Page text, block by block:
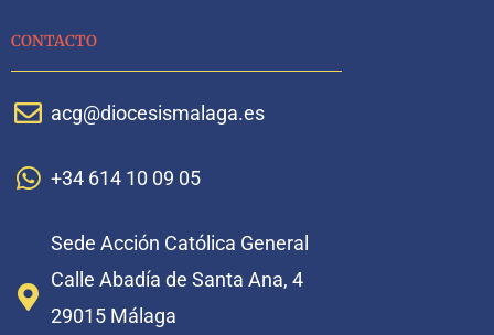
CONTACTO
acg@diocesismalaga.es
+34 614 10 09 05
Sede Acción Católica General
Calle Abadía de Santa Ana, 4
29015 Málaga